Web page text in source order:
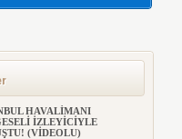
HAVALİMANI
İZLEYİCİYLE
(VİDEOLU)